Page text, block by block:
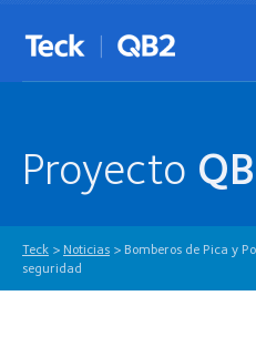
Proyecto
Teck > Noticias > Bomberos de Pica y
seguridad